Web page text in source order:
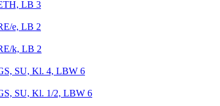
LB 3
e, LB 2
k, LB 2
SU, Kl. 4, LBW 6
SU, Kl. 1/2, LBW 6